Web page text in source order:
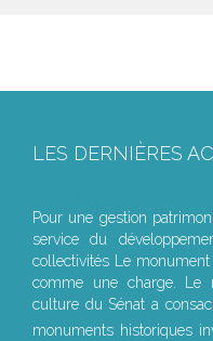
LES DERNIÈRES
Pour une gestion
service du
collectivités Le
comme une charge.
culture du Sénat a
monuments historiques